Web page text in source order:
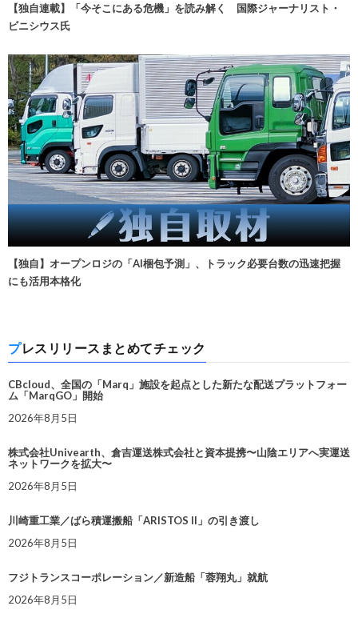
【独自連載】「今そこにある危機」を読み解く 国際ジャーナリスト・
ビニシウス氏
【独自】オープンロジの「AI梱包予測」、トラック必要台数の迅速把握
にも活用本格化
プレスリリースまとめてチェック
CBcloud、全国の「Marq」施設を起点とした新たな配送プラットフォー
ム「MarqGO」開始
2026年8月5日
株式会社Univearth、倉吉運送株式会社と資本提携〜山陰エリアへ実運送
ネットワークを拡大〜
2026年8月5日
川崎重工業／ばら積運搬船「ARISTOS II」の引き渡し
2026年8月5日
フジトランスコーポレーション／新造船「蓉翔丸」就航
2026年8月5日